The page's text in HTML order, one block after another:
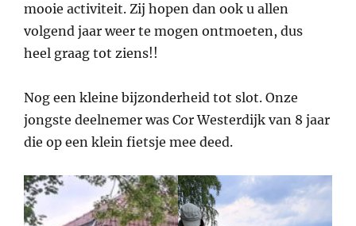
mooie activiteit. Zij hopen dan ook u allen
volgend jaar weer te mogen ontmoeten, dus
heel graag tot ziens!!
Nog een kleine bijzonderheid tot slot. Onze
jongste deelnemer was Cor Westerdijk van 8 jaar
die op een klein fietsje mee deed.